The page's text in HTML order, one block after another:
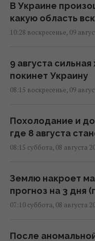
В Украине
какую область
10:28 воскресенье, 09
9 августа
покинет Украину
08:15 воскресенье, 09
Похолодание и
где 8 августа
08:15 суббота, 08 августа
Землю накроет
прогноз на 3 дня
07:10 суббота, 08 августа
После